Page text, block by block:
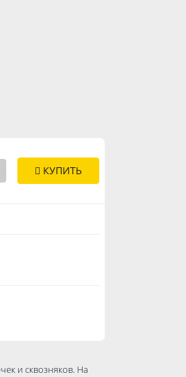
КУПИТЬ
и сквозняков. На